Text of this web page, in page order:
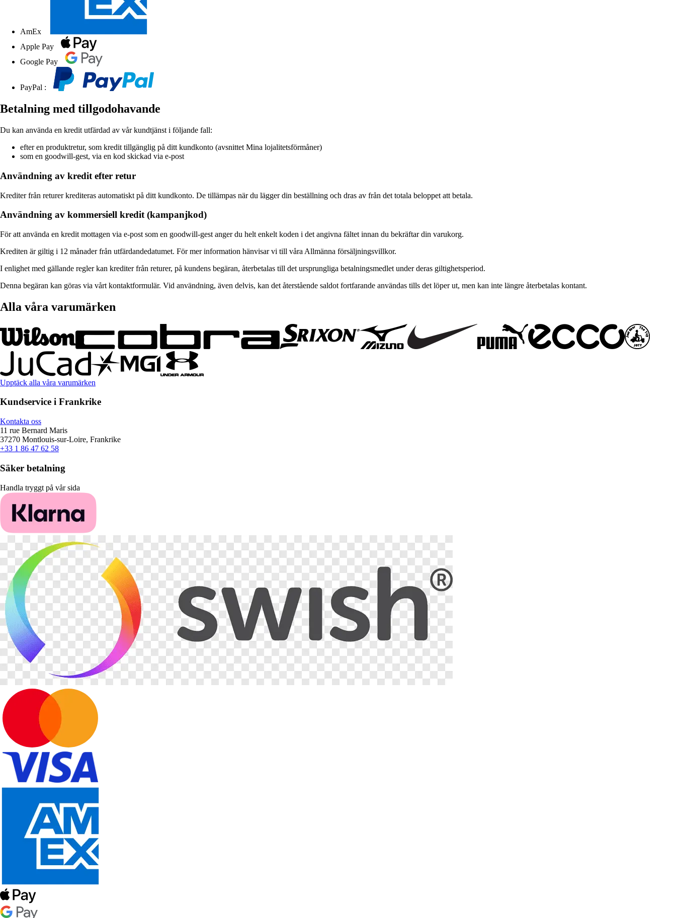
AmEx
Apple Pay
Google Pay
PayPal :
Betalning med tillgodohavande
Du kan använda en kredit utfärdad av vår kundtjänst i följande fall:
efter en produktretur, som kredit tillgänglig på ditt kundkonto (avsnittet Mina lojalitetsförmåner)
som en goodwill-gest, via en kod skickad via e-post
Användning av kredit efter retur
Krediter från returer krediteras automatiskt på ditt kundkonto. De tillämpas när du lägger din beställning och dras av från det totala beloppet att betala.
Användning av kommersiell kredit (kampanjkod)
För att använda en kredit mottagen via e-post som en goodwill-gest anger du helt enkelt koden i det angivna fältet innan du bekräftar din varukorg.
Krediten är giltig i 12 månader från utfärdandedatumet. För mer information hänvisar vi till våra Allmänna försäljningsvillkor.
I enlighet med gällande regler kan krediter från returer, på kundens begäran, återbetalas till det ursprungliga betalningsmedlet under deras giltighetsperiod.
Denna begäran kan göras via vårt kontaktformulär. Vid användning, även delvis, kan det återstående saldot fortfarande användas tills det löper ut, men kan inte längre återbetalas kontant.
Alla våra varumärken
Upptäck alla våra varumärken
Kundservice i Frankrike
Kontakta oss
11 rue Bernard Maris
37270 Montlouis-sur-Loire, Frankrike
+33 1 86 47 62 58
Säker betalning
Handla tryggt på vår sida